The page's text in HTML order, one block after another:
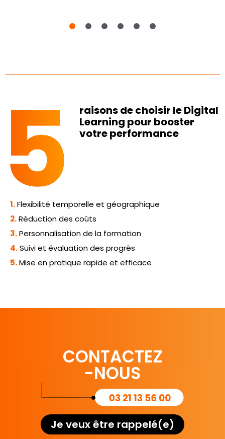
raisons de choisir le Digital
Learning pour booster
votre performance
1.Flexibilité temporelle et géographique
2.Réduction des coûts
3.Personnalisation de la formation
4.Suivi et évaluation des progrès
5.Mise en pratique rapide et efficace
CONTACTEZ
-NOUS
Je veux être rappelé(e)